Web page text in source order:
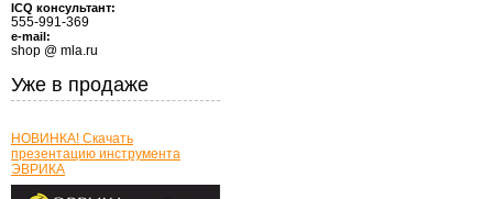
ICQ консультант:
555-991-369
e-mail:
shop @ mla.ru
Уже в продаже
НОВИНКА! Скачать
презентацию инструмента
ЭВРИКА